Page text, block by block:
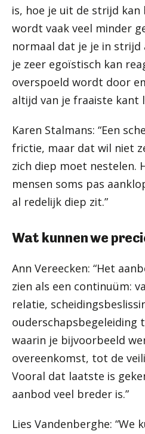
is, hoe je uit de strijd
wordt vaak veel minder
normaal dat je je in
je zeer egoïstisch kan
overspoeld wordt door
altijd van je fraaiste kant
Karen Stalmans: “Een
frictie, maar dat wil niet
zich diep moet nestelen.
mensen soms pas
al redelijk diep zit.”
Wat kunnen we
Ann Vereecken: “Het
zien als een continuüm:
relatie,
ouderschapsbegeleiding
waarin je bijvoorbeeld
overeenkomst, tot de
Vooral dat laatste is
aanbod veel breder is.”
Lies Vandenberghe: “We